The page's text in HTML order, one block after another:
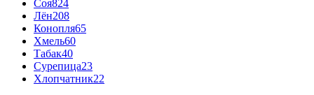
Соя824
Лён208
Конопля65
Хмель60
Табак40
Сурепица23
Хлопчатник22